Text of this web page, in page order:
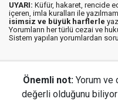
UYARI: Küfür, hakaret, rencide
içeren, imla kuralları ile
isimsiz ve büyük harflerle
Yorumların her türlü cezai ve
Sistem yapılan yorumlardan
Önemli not: Yorum ve
değerli olduğunu biliyor